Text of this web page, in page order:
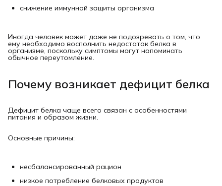
снижение иммунной защиты организма
Иногда человек может даже не подозревать о том, что
ему необходимо восполнить недостаток белка в
организме, поскольку симптомы могут напоминать
обычное переутомление.
Почему возникает дефицит белка
Дефицит белка чаще всего связан с особенностями
питания и образом жизни.
Основные причины:
несбалансированный рацион
низкое потребление белковых продуктов